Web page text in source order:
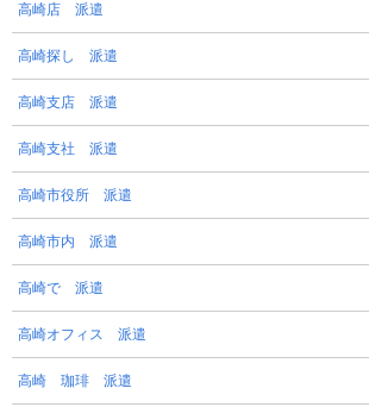
高崎店 派遣
高崎探し 派遣
高崎支店 派遣
高崎支社 派遣
高崎市役所 派遣
高崎市内 派遣
高崎で 派遣
高崎オフィス 派遣
高崎 珈琲 派遣